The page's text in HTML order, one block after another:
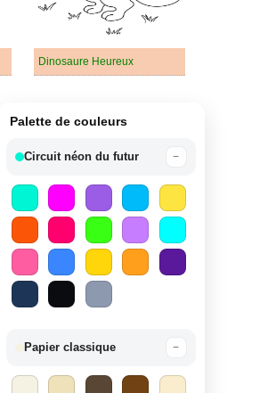
Dinosaure Heureux
Palette de couleurs
Circuit néon du futur −
Papier classique −